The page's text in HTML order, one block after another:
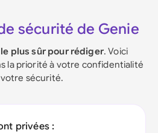
sécurité de Genie
plus sûr pour rédiger. Voici
la priorité à votre confidentialité
sécurité.
privées :